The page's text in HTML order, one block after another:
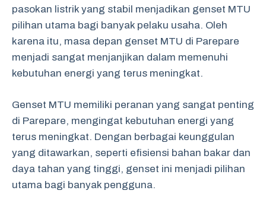
pasokan listrik yang stabil menjadikan genset MTU
pilihan utama bagi banyak pelaku usaha. Oleh
karena itu, masa depan genset MTU di Parepare
menjadi sangat menjanjikan dalam memenuhi
kebutuhan energi yang terus meningkat.
Genset MTU memiliki peranan yang sangat penting
di Parepare, mengingat kebutuhan energi yang
terus meningkat. Dengan berbagai keunggulan
yang ditawarkan, seperti efisiensi bahan bakar dan
daya tahan yang tinggi, genset ini menjadi pilihan
utama bagi banyak pengguna.